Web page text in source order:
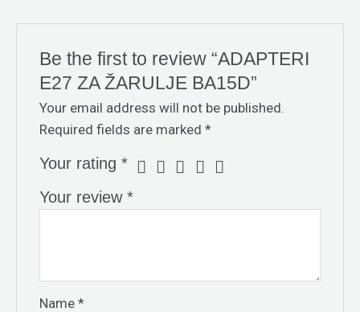
Be the first to review “ADAPTERI
E27 ZA ŽARULJE BA15D”
Your email address will not be published.
Required fields are marked*
Your rating*
Your review*
Name*